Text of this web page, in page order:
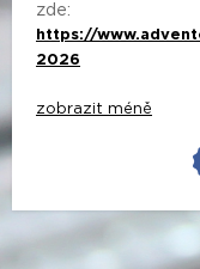
zde:
https://
2026
zobrazit méně